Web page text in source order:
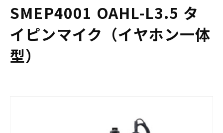
SMEP4001 OAHL-L3.5 タ
イピンマイク（イヤホン一体
型）